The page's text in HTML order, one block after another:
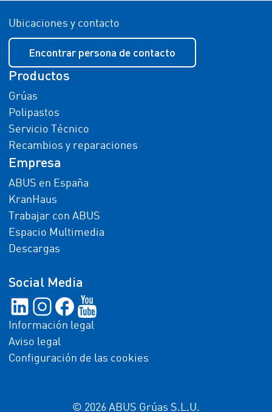
Ubicaciones y contacto
Encontrar persona de contacto
Productos
Grúas
Polipastos
Servicio Técnico
Recambios y reparaciones
Empresa
ABUS en España
KranHaus
Trabajar con ABUS
Espacio Multimedia
Descargas
Social Media
Información legal
Aviso legal
Configuración de las cookies
© 2026 ABUS Grúas S.L.U.